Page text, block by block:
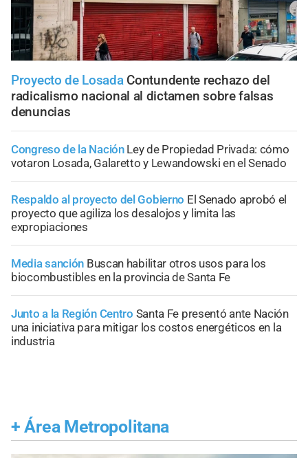
Proyecto de Losada Contundente rechazo del
radicalismo nacional al dictamen sobre falsas
denuncias
Congreso de la Nación Ley de Propiedad Privada: cómo
votaron Losada, Galaretto y Lewandowski en el Senado
Respaldo al proyecto del Gobierno El Senado aprobó el
proyecto que agiliza los desalojos y limita las
expropiaciones
Media sanción Buscan habilitar otros usos para los
biocombustibles en la provincia de Santa Fe
Junto a la Región Centro Santa Fe presentó ante Nación
una iniciativa para mitigar los costos energéticos en la
industria
+ Área Metropolitana